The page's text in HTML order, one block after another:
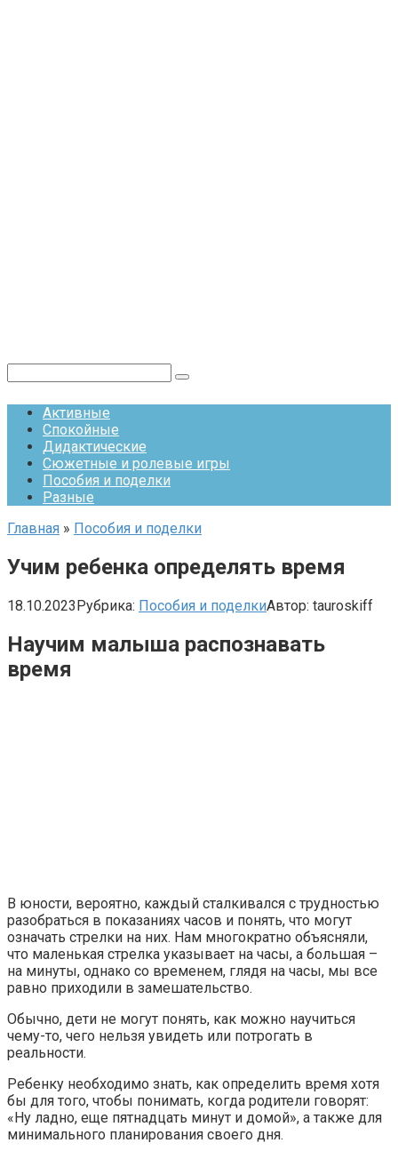
Активные
Спокойные
Дидактические
Сюжетные и ролевые игры
Пособия и поделки
Разные
Главная » Пособия и поделки
Учим ребенка определять время
18.10.2023Рубрика: Пособия и поделкиАвтор: tauroskiff
Научим малыша распознавать
время
В юности, вероятно, каждый сталкивался с трудностью
разобраться в показаниях часов и понять, что могут
означать стрелки на них. Нам многократно объясняли,
что маленькая стрелка указывает на часы, а большая –
на минуты, однако со временем, глядя на часы, мы все
равно приходили в замешательство.
Обычно, дети не могут понять, как можно научиться
чему-то, чего нельзя увидеть или потрогать в
реальности.
Ребенку необходимо знать, как определить время хотя
бы для того, чтобы понимать, когда родители говорят:
«Ну ладно, еще пятнадцать минут и домой», а также для
минимального планирования своего дня.